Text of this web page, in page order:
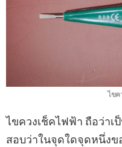
ไข
ไขควงเช็คไฟฟ้า ถือว่าเ
สอบว่าในจุดใดจุดหนึ่ง